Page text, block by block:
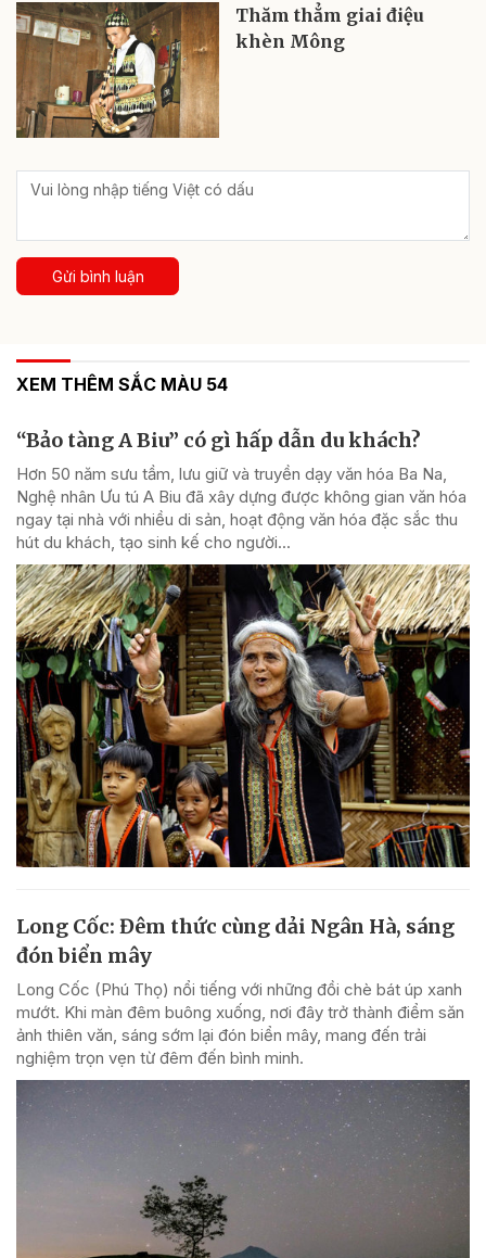
Thăm thẳm giai điệu
khèn Mông
Gửi bình luận
XEM THÊM SẮC MÀU 54
“Bảo tàng A Biu” có gì hấp dẫn du khách?
Hơn 50 năm sưu tầm, lưu giữ và truyền dạy văn hóa Ba Na,
Nghệ nhân Ưu tú A Biu đã xây dựng được không gian văn hóa
ngay tại nhà với nhiều di sản, hoạt động văn hóa đặc sắc thu
hút du khách, tạo sinh kế cho người...
Long Cốc: Đêm thức cùng dải Ngân Hà, sáng
đón biển mây
Long Cốc (Phú Thọ) nổi tiếng với những đồi chè bát úp xanh
mướt. Khi màn đêm buông xuống, nơi đây trở thành điểm săn
ảnh thiên văn, sáng sớm lại đón biển mây, mang đến trải
nghiệm trọn vẹn từ đêm đến bình minh.